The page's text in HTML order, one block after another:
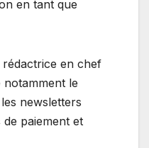
en tant que
en chef
le
newsletters
de paiement et